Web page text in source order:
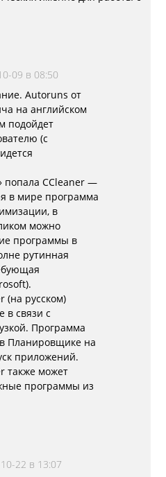
09 в 08:50
Autoruns от
на английском
подойдет
(с
попала CCleaner —
в мире программа
в
можно
программы в
рутинная
(на русском)
в связи с
Программа
Планировщике на
приложений.
также может
программы из
22 в 13:07